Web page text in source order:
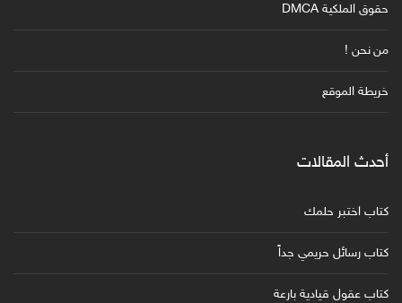
حقوق الملكية DMCA
من نحن !
خريطة الموقع
أحدث المقالات
كتاب اختبر حلمك
كتاب رسائل حريمي جداً
كتاب عقول قيادية بارعة